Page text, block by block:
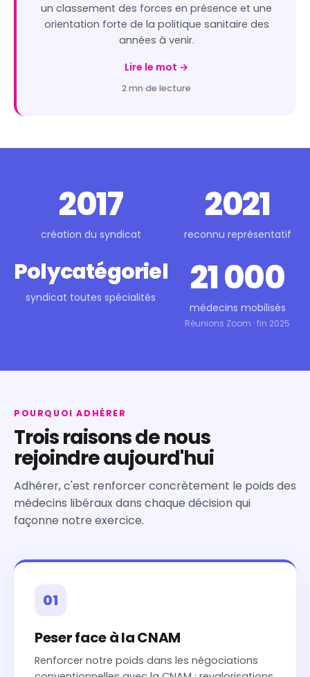
un classement des forces en présence et une
orientation forte de la politique sanitaire des
années à venir.
Lire le mot →
2 mn de lecture
2017
création du syndicat
2021
reconnu représentatif
Polycatégoriel
syndicat toutes spécialités 21 000
médecins mobilisés
Réunions Zoom · fin 2025
POURQUOI ADHÉRER
Trois raisons de nous
rejoindre aujourd'hui
Adhérer, c'est renforcer concrètement le poids des
médecins libéraux dans chaque décision qui
façonne notre exercice.
01
Peser face à la CNAM
Renforcer notre poids dans les négociations